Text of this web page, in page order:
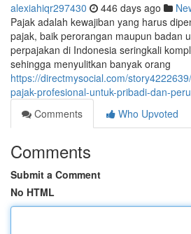
alexiahiqr297430 446 days ago
Pajak adalah kewajiban yang harus
pajak, baik perorangan maupun badan
perpajakan di Indonesia seringkali
sehingga menyulitkan banyak orang
https://directmysocial.com/
pajak-profesional-untuk-pribadi-dan-
Comments
Who Upvoted
Comments
Submit a Comment
No HTML